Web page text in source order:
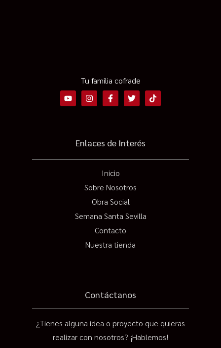
Tu familia cofrade
Enlaces de Interés
Inicio
Sobre Nosotros
Obra Social
Semana Santa Sevilla
Contacto
Nuestra tienda
Contáctanos
¿Tienes alguna idea o proyecto que quieras
realizar con nosotros? ¡Hablemos!